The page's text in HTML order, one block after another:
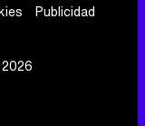
Publicidad